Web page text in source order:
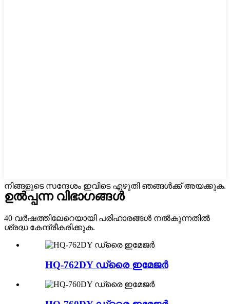
നിങ്ങളുടെ സന്ദേശം ഇവിടെ എഴുതി ഞങ്ങൾക്ക് അയക്കുക.
ഉൽപ്പന്ന വിഭാഗങ്ങൾ
40 വർഷത്തിലേറെയായി പരിഹാരങ്ങൾ നൽകുന്നതിൽ
ശ്രദ്ധ കേന്ദ്രീകരിക്കുക.
HQ-762DY ഡ്രൈ ഇമേജർ